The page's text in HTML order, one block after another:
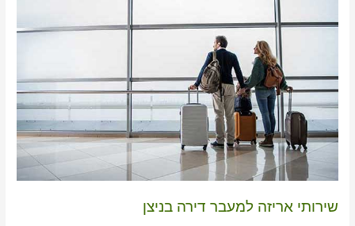
שירותי אריזה למעבר דירה בניצן